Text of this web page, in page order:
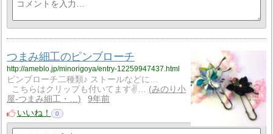
つまみ細工のピンブローチ
http://ameblo.jp/minorigoya/entry-12259947437.html
ピンブローチ二種類♪ ストールなどに…
こちらはクリップも付いてます✌…
みのり小
屋-つまみ細工・…
9年前
いいね！
0